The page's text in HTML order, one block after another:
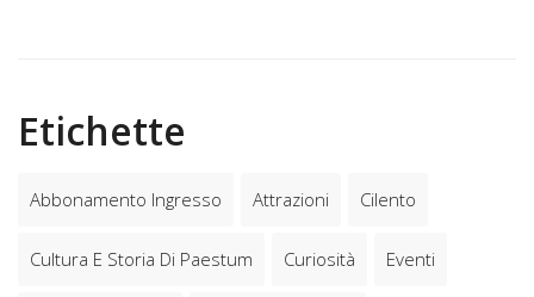
Etichette
Abbonamento Ingresso Attrazioni Cilento
Cultura E Storia Di Paestum Curiosità Eventi